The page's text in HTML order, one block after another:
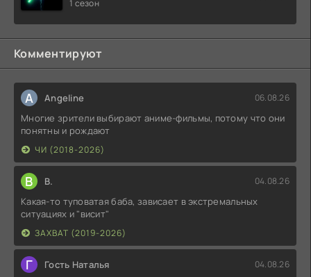
1 сезон
Комментируют
A Angeline 06.08.26
Многие зрители выбирают аниме-фильмы, потому что они
понятны и рождают
ЧИ (2018-2026)
В В. 04.08.26
Какая-то туповатая баба, зависает в экстремальных
ситуациях и "висит"
ЗАХВАТ (2019-2026)
Г Гость Наталья 04.08.26